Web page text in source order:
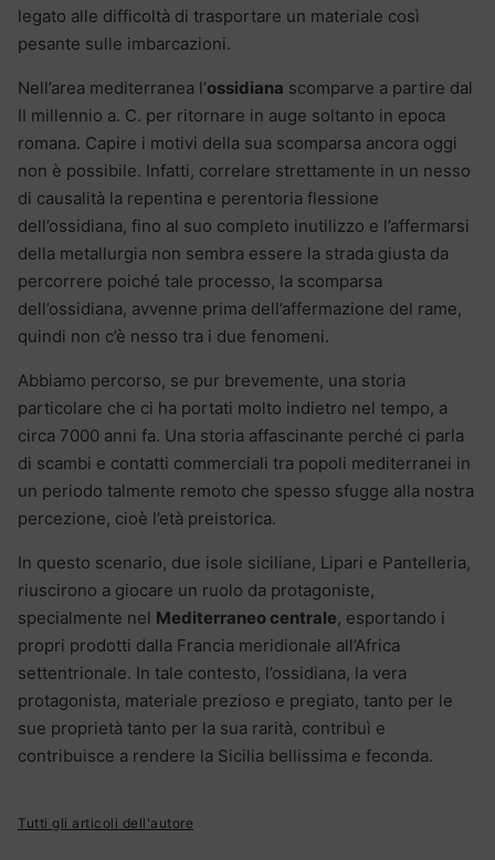
legato alle difficoltà di trasportare un materiale così
pesante sulle imbarcazioni.
Nell’area mediterranea l’ossidiana scomparve a partire dal
II millennio a. C. per ritornare in auge soltanto in epoca
romana. Capire i motivi della sua scomparsa ancora oggi
non è possibile. Infatti, correlare strettamente in un nesso
di causalità la repentina e perentoria flessione
dell’ossidiana, fino al suo completo inutilizzo e l’affermarsi
della metallurgia non sembra essere la strada giusta da
percorrere poiché tale processo, la scomparsa
dell’ossidiana, avvenne prima dell’affermazione del rame,
quindi non c’è nesso tra i due fenomeni.
Abbiamo percorso, se pur brevemente, una storia
particolare che ci ha portati molto indietro nel tempo, a
circa 7000 anni fa. Una storia affascinante perché ci parla
di scambi e contatti commerciali tra popoli mediterranei in
un periodo talmente remoto che spesso sfugge alla nostra
percezione, cioè l’età preistorica.
In questo scenario, due isole siciliane, Lipari e Pantelleria,
riuscirono a giocare un ruolo da protagoniste,
specialmente nel Mediterraneo centrale, esportando i
propri prodotti dalla Francia meridionale all’Africa
settentrionale. In tale contesto, l’ossidiana, la vera
protagonista, materiale prezioso e pregiato, tanto per le
sue proprietà tanto per la sua rarità, contribuì e
contribuisce a rendere la Sicilia bellissima e feconda.
Tutti gli articoli dell'autore